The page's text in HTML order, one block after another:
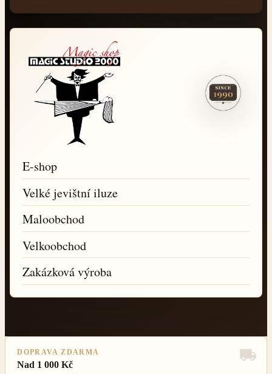
E-shop
Velké jevištní iluze
Maloobchod
Velkoobchod
Zakázková výroba
DOPRAVA ZDARMA
Nad 1 000 Kč